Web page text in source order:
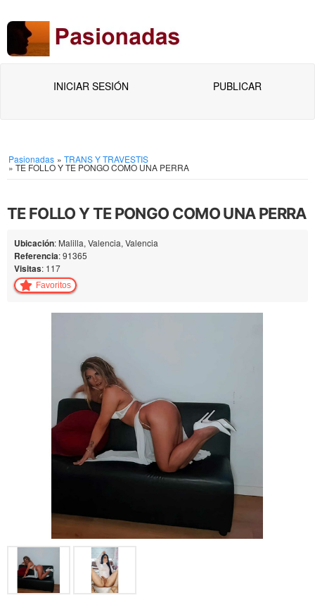
INICIAR SESIÓN PUBLICAR
Pasionadas » TRANS Y TRAVESTIS
» TE FOLLO Y TE PONGO COMO UNA PERRA
TE FOLLO Y TE PONGO COMO UNA PERRA
Ubicación: Malilla, Valencia, Valencia
Referencia: 91365
Visitas: 117
Favoritos